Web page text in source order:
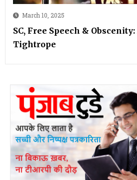
March 10, 2025
SC, Free Speech &
Tightrope